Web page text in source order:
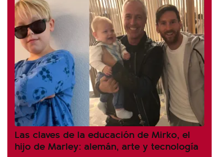
Las claves de la educación de Mirko, el
hijo de Marley: alemán, arte y tecnología